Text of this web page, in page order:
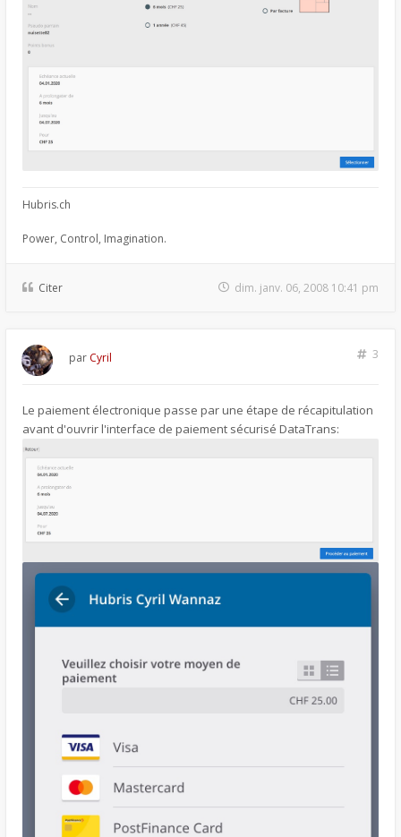
Hubris.ch
Power, Control, Imagination.
Citer dim. janv. 06, 2008 10:41 pm
3
par Cyril
Le paiement électronique passe par une étape de récapitulation
avant d'ouvrir l'interface de paiement sécurisé DataTrans: